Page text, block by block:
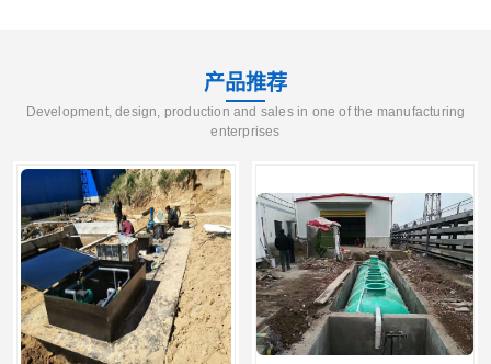
产品推荐
Development, design, production and sales in one of the manufacturing
enterprises